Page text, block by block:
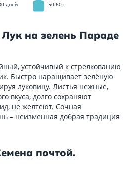
дней 50-60 г
на зелень Параде
устойчивый к стрелкованию
Быстро наращивает зелёную
луковицу. Листья нежные,
вкуса, долго сохраняют
не желтеют. Сочная
– неизменная добрая традиция
почтой.